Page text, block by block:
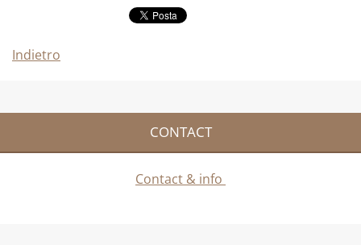
Indietro
CONTACT
Contact & info